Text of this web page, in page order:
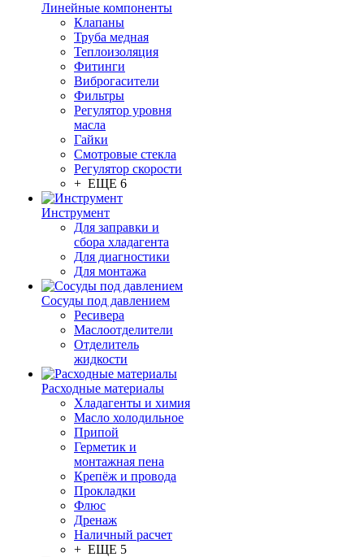
Линейные компоненты
Клапаны
Труба медная
Теплоизоляция
Фитинги
Виброгасители
Фильтры
Регулятор уровня
масла
Гайки
Смотровые стекла
Регулятор скорости
+ ЕЩЕ 6
Инструмент
Для заправки и
сбора хладагента
Для диагностики
Для монтажа
Сосуды под давлением
Ресивера
Маслоотделители
Отделитель
жидкости
Расходные материалы
Хладагенты и химия
Масло холодильное
Припой
Герметик и
монтажная пена
Крепёж и провода
Прокладки
Флюс
Дренаж
Наличный расчет
+ ЕЩЕ 5